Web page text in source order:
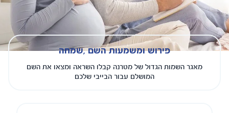
פירוש ומשמעות השם ,שמחה
מאגר השמות הגדול של מטרנה קבלו השראה ומצאו את השם
המושלם עבור הבייבי שלכם